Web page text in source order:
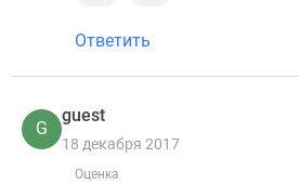
Ответить
G
guest
18 декабря 2017
Оценка